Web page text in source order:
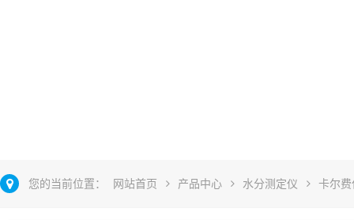
您的当前位置： 网站首页 产品中心 水分测定仪 卡尔